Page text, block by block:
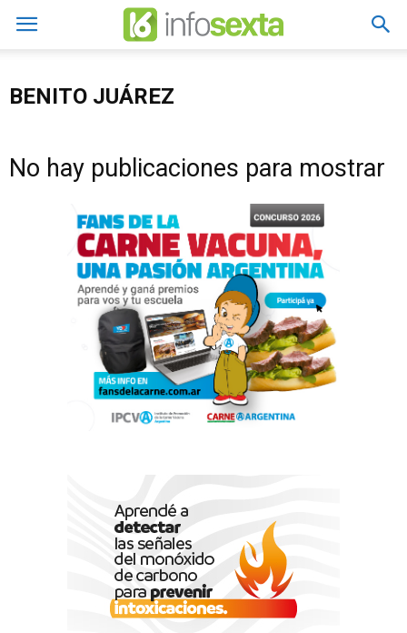
BENITO JUÁREZ
No hay publicaciones para mostrar